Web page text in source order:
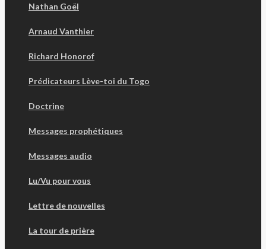
Nathan Goël
Arnaud Vanthier
Richard Honorof
Prédicateurs Lève-toi du Togo
Doctrine
Messages prophétiques
Messages audio
Lu/Vu pour vous
Lettre de nouvelles
La tour de prière